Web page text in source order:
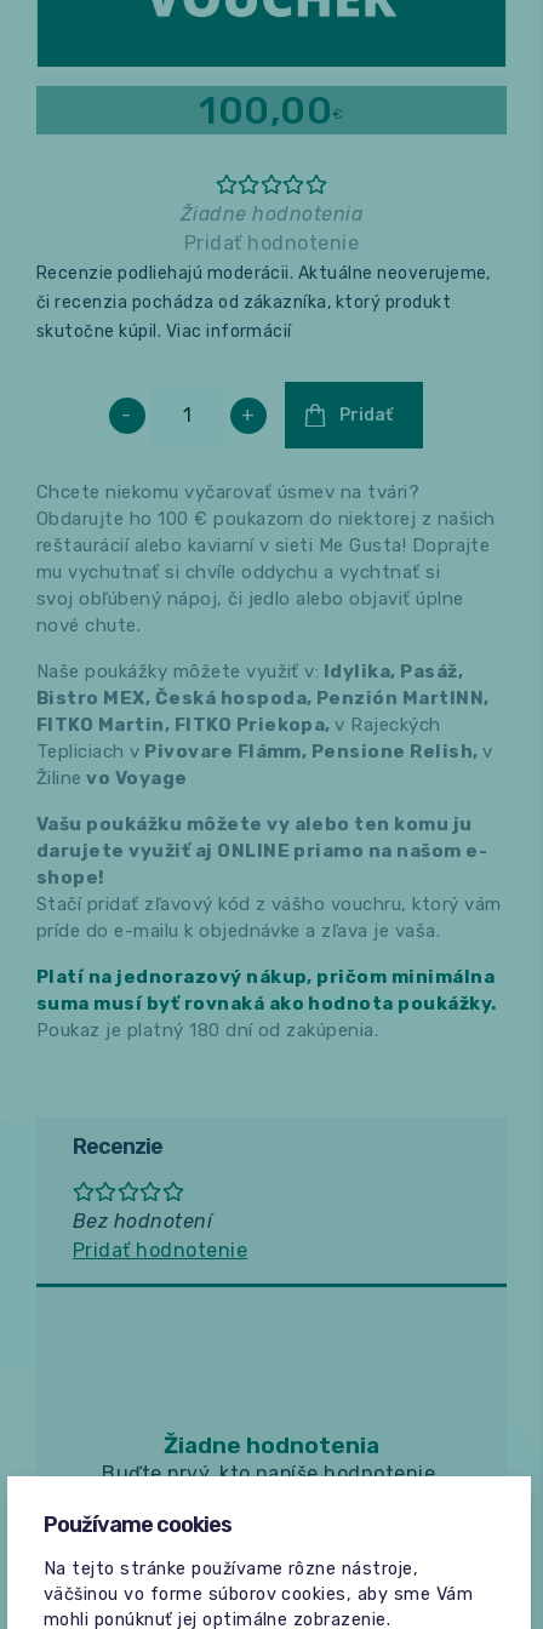
Masáže
Fitness
100,00€
Žiadne hodnotenia
Pridať hodnotenie
Recenzie podliehajú moderácii. Aktuálne neoverujeme,
či recenzia pochádza od zákazníka, ktorý produkt
skutočne kúpil. Viac informácií
- + Pridať
Chcete niekomu vyčarovať úsmev na tvári?
Obdarujte ho 100 € poukazom do niektorej z našich
reštaurácií alebo kaviarní v sieti Me Gusta! Doprajte
mu vychutnať si chvíle oddychu a vychtnať si
svoj obľúbený nápoj, či jedlo alebo objaviť úplne
nové chute.
Naše poukážky môžete využiť v: Idylika, Pasáž,
Bistro MEX, Česká hospoda, Penzión MartINN,
FITKO Martin, FITKO Priekopa,v Rajeckých
Tepliciach v Pivovare Flámm, Pensione Relish,v
Žiline vo Voyage
Vašu poukážku môžete vy alebo ten komu ju
darujete využiť aj ONLINE priamo na našom e-
shope!
Stačí pridať zľavový kód z vášho vouchru, ktorý vám
príde do e-mailu k objednávke a zľava je vaša.
Platí na jednorazový nákup, pričom minimálna
suma musí byť rovnaká ako hodnota poukážky.
Poukaz je platný 180 dní od zakúpenia.
Recenzie
Bez hodnotení
Pridať hodnotenie
Žiadne hodnotenia
Buďte prvý, kto napíše hodnotenie.
Používame cookies
Na tejto stránke používame rôzne nástroje,
väčšinou vo forme súborov cookies, aby sme Vám
mohli ponúknuť jej optimálne zobrazenie.